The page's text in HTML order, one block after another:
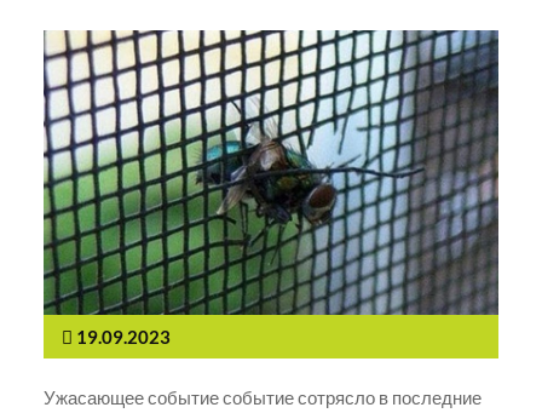
19.09.2023
Ужасающее событие событие сотрясло в последние